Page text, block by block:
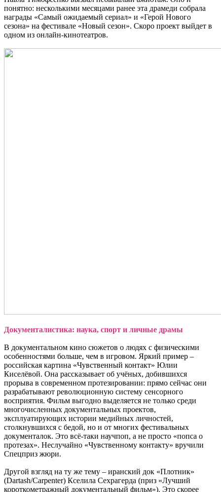
понятно: несколькими месяцами ранее эта драмеди собрала
награды «Самый ожидаемый сериал» и «Герой Нового
сезона» на фестивале «Новый сезон». Скоро проект выйдет в
одном из онлайн-кинотеатров.
Документалистика: наука, спорт и личные драмы
В документальном кино сюжетов о людях с физическими
особенностями больше, чем в игровом. Яркий пример –
российская картина «Чувственный контакт» Юлии
Киселёвой. Она рассказывает об учёных, добившихся
прорыва в современном протезировании: прямо сейчас они
разрабатывают революционную систему сенсорного
восприятия. Фильм выгодно выделяется не только среди
многочисленных документальных проектов,
эксплуатирующих истории медийных личностей,
столкнувшихся с бедой, но и от многих фестивальных
документалок. Это всё-таки научпоп, а не просто «попса о
протезах». Неслучайно «Чувственному контакту» вручили
Спецприз жюри.
Другой взгляд на ту же тему – иранский док «Плотник»
(Dartash/Carpenter) Кселила Сехрагерда (приз «Лучший
короткометражный документальный фильм»). Это скорее